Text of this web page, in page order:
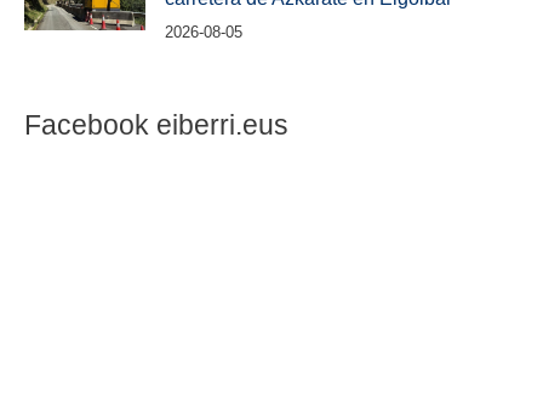
2026-08-05
Facebook eiberri.eus